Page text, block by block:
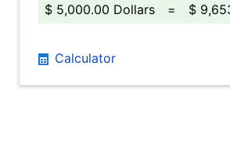
$ 5,000.00 Dollars
= $
Calculator